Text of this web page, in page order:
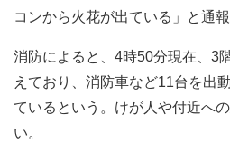
コンから火花が出ている」と通報
消防によると、4時50分現在、3
えており、消防車など11台を出
ているという。けが人や付近へ
い。